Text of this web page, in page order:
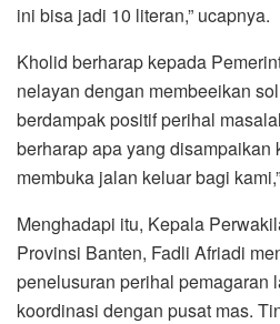
ini bisa jadi 10 literan,” ucapnya.
Kholid berharap kepada
nelayan dengan membeeikan
berdampak positif perihal
berharap apa yang disampaikan
membuka jalan keluar bagi
Menghadapi itu, Kepala
Provinsi Banten, Fadli Afriadi
penelusuran perihal pemagaran
koordinasi dengan pusat mas.